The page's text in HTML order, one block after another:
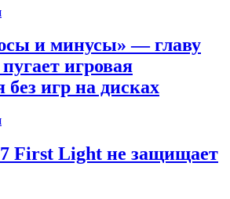
и минусы» — главу
игровая
без игр на дисках
First Light не защищает